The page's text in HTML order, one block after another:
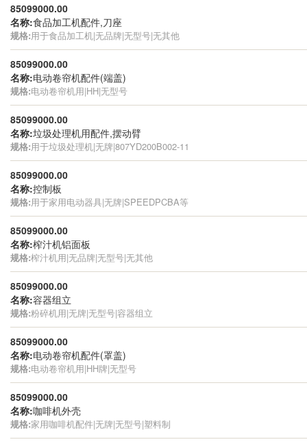
85099000.00
名称:食品加工机配件,刀座
规格:用于食品加工机|无品牌|无型号|无其他
85099000.00
名称:电动卷帘机配件(端盖)
规格:电动卷帘机用|HH|无型号
85099000.00
名称:垃圾处理机用配件,摆动臂
规格:用于垃圾处理机|无牌|807YD200B002-11
85099000.00
名称:控制板
规格:用于家用电动器具|无牌|SPEEDPCBA等
85099000.00
名称:榨汁机铝面板
规格:榨汁机用|无品牌|无型号|无其他
85099000.00
名称:容器组立
规格:粉碎机用|无牌|无型号|容器组立
85099000.00
名称:电动卷帘机配件(罩盖)
规格:电动卷帘机用|HH牌|无型号
85099000.00
名称:咖啡机外壳
规格:家用咖啡机配件|无牌|无型号|塑料制